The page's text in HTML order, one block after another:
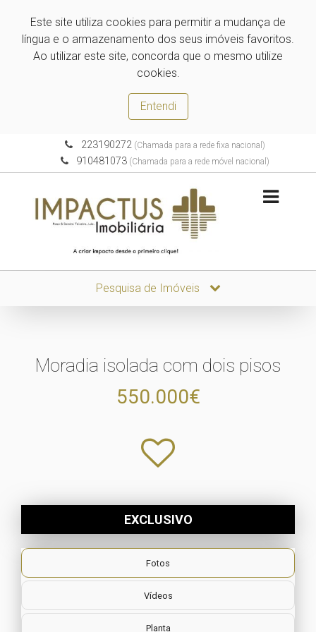
Este site utiliza cookies para permitir a mudança de
língua e o armazenamento dos seus imóveis favoritos.
Ao utilizar este site, concorda que o mesmo utilize
cookies.
Entendi
223190272(Chamada para a rede fixa nacional)
910481073 (Chamada para a rede móvel nacional)
Pesquisa de Imóveis
Moradia isolada com dois pisos
550.000€
EXCLUSIVO
Fotos
Vídeos
Planta